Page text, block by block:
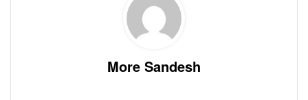
More Sandesh